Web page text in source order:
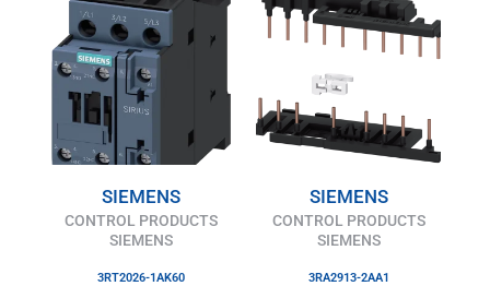
SIEMENS
CONTROL PRODUCTS
SIEMENS
3RT2026-1AK60
SIEMENS
CONTROL PRODUCTS
SIEMENS
3RA2913-2AA1